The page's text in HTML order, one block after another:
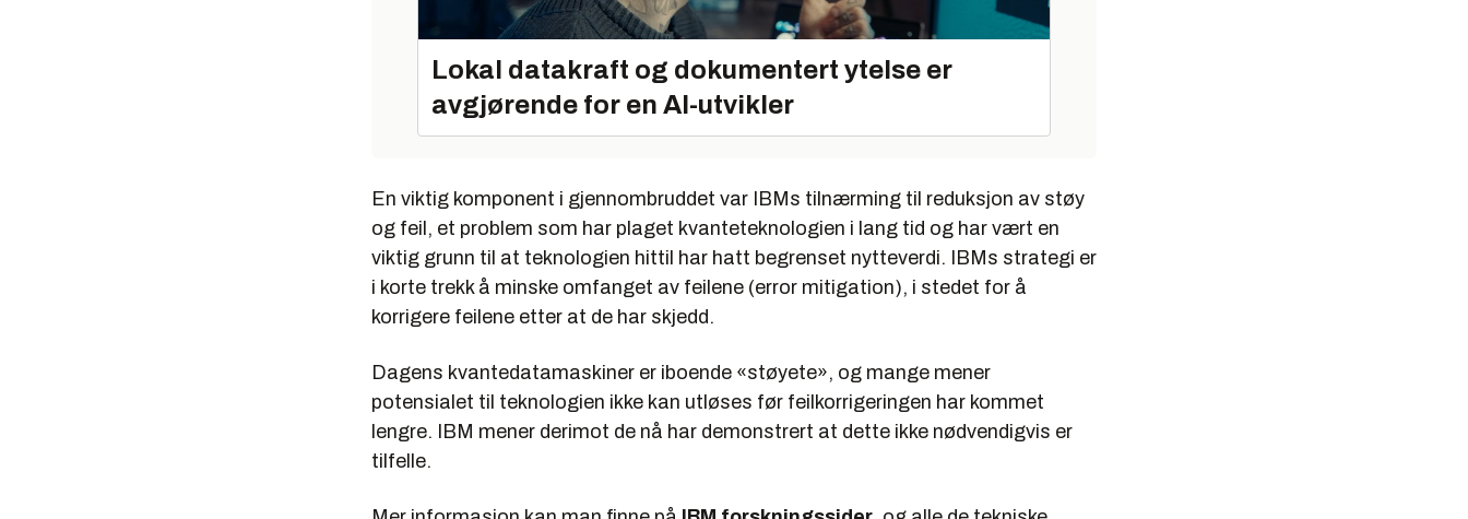
Lokal datakraft og dokumentert ytelse er
avgjørende for en AI-utvikler
En viktig komponent i gjennombruddet var IBMs tilnærming til reduksjon av støy
og feil, et problem som har plaget kvanteteknologien i lang tid og har vært en
viktig grunn til at teknologien hittil har hatt begrenset nytteverdi. IBMs strategi er
i korte trekk å minske omfanget av feilene (error mitigation), i stedet for å
korrigere feilene etter at de har skjedd.
Dagens kvantedatamaskiner er iboende «støyete», og mange mener
potensialet til teknologien ikke kan utløses før feilkorrigeringen har kommet
lengre. IBM mener derimot de nå har demonstrert at dette ikke nødvendigvis er
tilfelle.